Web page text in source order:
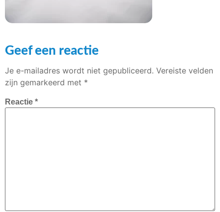
Geef een reactie
Je e-mailadres wordt niet gepubliceerd. Vereiste velden
zijn gemarkeerd met *
Reactie *